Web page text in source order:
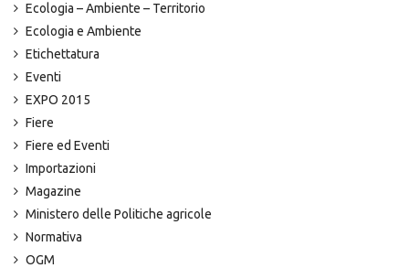
Ecologia – Ambiente – Territorio
Ecologia e Ambiente
Etichettatura
Eventi
EXPO 2015
Fiere
Fiere ed Eventi
Importazioni
Magazine
Ministero delle Politiche agricole
Normativa
OGM